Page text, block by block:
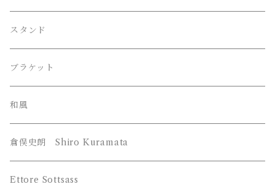
LE KLINT （レクリント）
Louis Poulsen （ルイスポールセン）
William Morris （ウィリアム モリス）
YAMAGIWA （ヤマギワ）
JAKOBSSON （ヤコブソン）
Z-Light （山田照明）
吉田五十八 / Isoya・Yoshida
Frank Lloyd Wright ﾌﾗﾝｸﾛｲﾄﾞﾗｲﾄ
スタンド
ブラケット
和風
倉俣史朗 Shiro Kuramata
Ettore Sottsass